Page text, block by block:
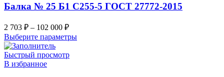
Балка № 25 Б1 С255-5 ГОСТ 27772-2015
2 703 ₽ – 102 000 ₽
Выберите параметры
Быстрый просмотр
В избранное